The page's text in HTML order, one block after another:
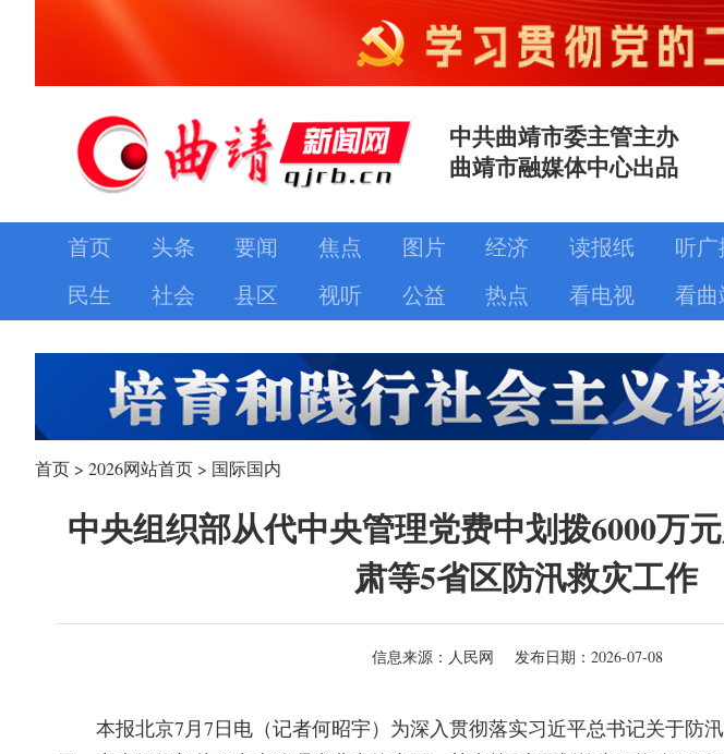
中共曲靖市委主管主办
曲靖市融媒体中心出品
首页 头条 要闻 焦点 图片 经济 读报纸 听广
民生
社会 县区 视听 公益 热点 看电视 看曲
首页 > 2026网站首页 > 国际国内
中央组织部从代中央管理党费中划拨6000万
肃等5省区防汛救灾工作
信息来源：人民网 发布日期：2026-07-08
本报北京7月7日电（记者何昭宇）为深入贯彻落实习近平总书记关于防